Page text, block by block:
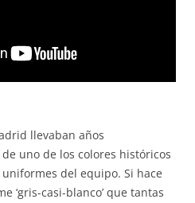
llevaban años
uno de los colores históricos
del equipo. Si hace
‘gris-casi-blanco’ que tantas